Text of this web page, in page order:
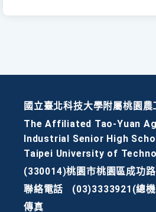
國立臺北科技大學附屬桃園
The Affiliated Tao-Yuan
Industrial Senior High
Taipei University of
(330014)桃園市桃園區成功
聯絡電話
(03)3333921(總
傳真